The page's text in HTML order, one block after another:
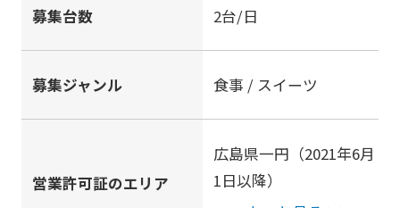
募集台数 2台/日
募集ジャンル 食事 / スイーツ
営業許可証のエリア
広島県一円（2021年6月
1日以降）